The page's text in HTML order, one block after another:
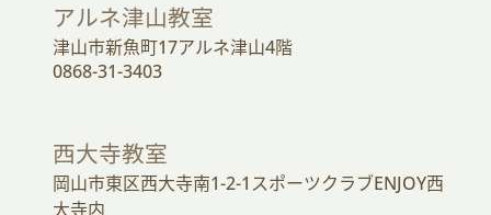
アルネ津山教室
津山市新魚町17アルネ津山4階
0868-31-3403
西大寺教室
岡山市東区西大寺南1-2-1スポーツクラブENJOY西
大寺内